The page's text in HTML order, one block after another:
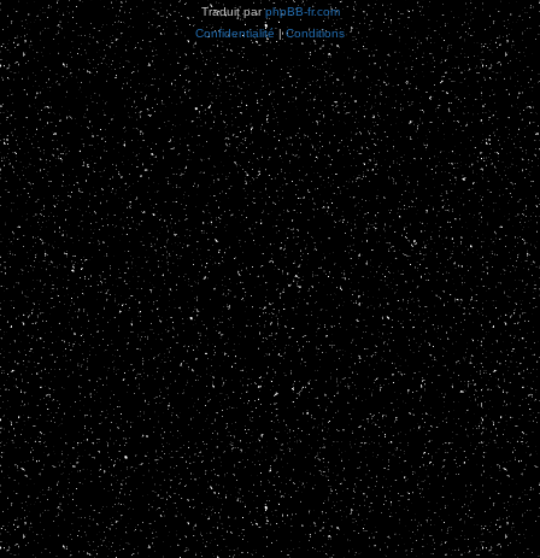
Traduit parphpBB-fr.com
Confidentialité|Conditions